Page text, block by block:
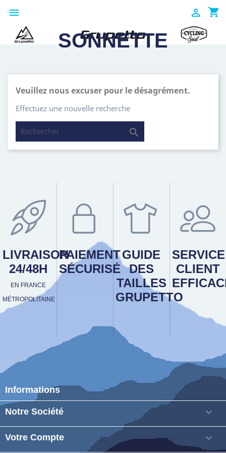
 shopping_cart

SONNETTE
Veuillez nous excuser pour le désagrément.
Effectuez une nouvelle recherche

LIVRAISON
24/48H
EN FRANCE
MÉTROPOLITAINE
PAIEMENT
SÉCURISÉ
GUIDE
DES
TAILLES
GRUPETTO
SERVICE
CLIENT
Informations
Notre Société 
Votre Compte 